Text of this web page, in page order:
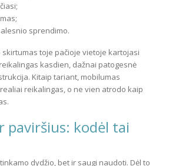
sprendimo.
skirtumas toje pačioje vietoje kartojasi
kasdien, dažnai patogesnė
Kitaip tariant, mobilumas
reikalingas, o ne vien atrodo kaip
paviršius: kodėl tai
dydžio, bet ir saugi naudoti. Dėl to